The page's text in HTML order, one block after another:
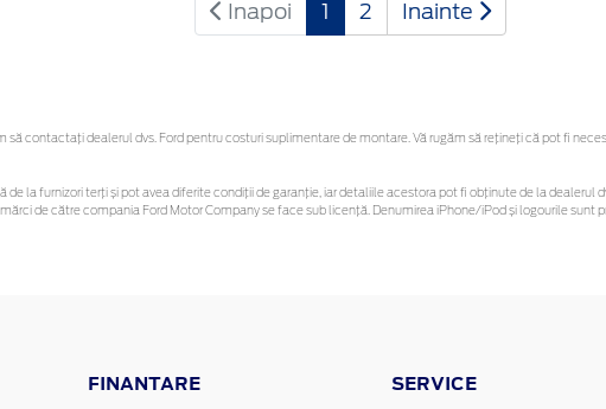
Inapoi 1 2 Inainte
să contactaţi dealerul dvs. Ford pentru costuri suplimentare de montare. Vă rugăm să rețineți că pot fi
la furnizori terți și pot avea diferite condiții de garanție, iar detaliile acestora pot fi obținute de la dealerul
de către compania Ford Motor Company se face sub licență. Denumirea iPhone/iPod și logourile
FINANTARE SERVICE